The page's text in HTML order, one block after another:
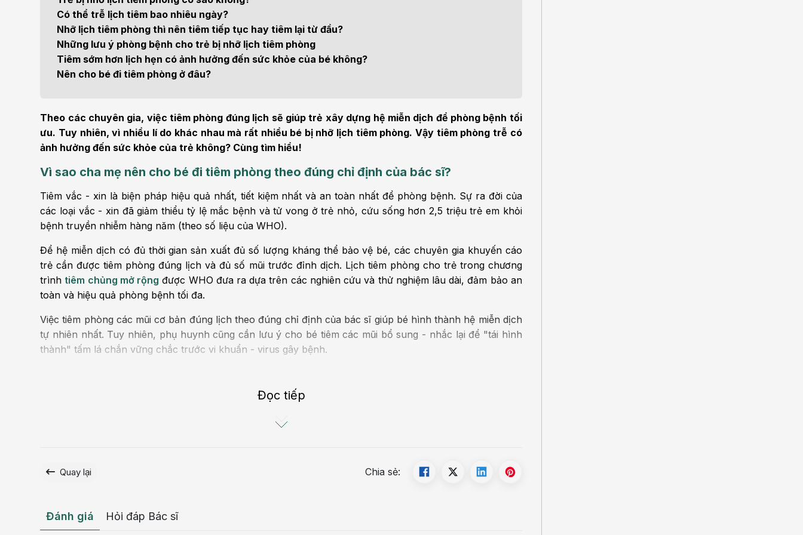
Thẩm mỹ
Tiêu hóa - Gan - Mật
Nội Tiết
Cấp cứu - Hồi sức tích
cực
Ung bướu
Thận - Tiết niệu
Chấn thương chỉnh hình Nam học
Có thể trễ lịch tiêm bao nhiêu ngày?
Nhỡ lịch tiêm phòng thì nên tiêm tiếp tục hay tiêm lại từ đầu?
Những lưu ý phòng bệnh cho trẻ bị nhỡ lịch tiêm phòng
Tiêm sớm hơn lịch hẹn có ảnh hưởng đến sức khỏe của bé không?
Nên cho bé đi tiêm phòng ở đâu?
Theo các chuyên gia, việc tiêm phòng đúng lịch sẽ giúp trẻ xây dựng hệ miễn dịch để phòng bệnh tối
ưu. Tuy nhiên, vì nhiều lí do khác nhau mà rất nhiều bé bị nhỡ lịch tiêm phòng. Vậy tiêm phòng trễ có
ảnh hưởng đến sức khỏe của trẻ không? Cùng tìm hiểu!
Vì sao cha mẹ nên cho bé đi tiêm phòng theo đúng chỉ định của bác sĩ?
Tiêm vắc - xin là biện pháp hiệu quả nhất, tiết kiệm nhất và an toàn nhất để phòng bệnh. Sự ra đời của
các loại vắc - xin đã giảm thiểu tỷ lệ mắc bệnh và tử vong ở trẻ nhỏ, cứu sống hơn 2,5 triệu trẻ em khỏi
bệnh truyền nhiễm hàng năm (theo số liệu của WHO).
Để hệ miễn dịch có đủ thời gian sản xuất đủ số lượng kháng thể bảo vệ bé, các chuyên gia khuyến cáo
trẻ cần được tiêm phòng đúng lịch và đủ số mũi trước đỉnh dịch. Lịch tiêm phòng cho trẻ trong chương
trình tiêm chủng mở rộng được WHO đưa ra dựa trên các nghiên cứu và thử nghiệm lâu dài, đảm bảo an
toàn và hiệu quả phòng bệnh tối đa.
Việc tiêm phòng các mũi cơ bản đúng lịch theo đúng chỉ định của bác sĩ giúp bé hình thành hệ miễn dịch
tự nhiên nhất. Tuy nhiên, phụ huynh cũng cần lưu ý cho bé tiêm các mũi bổ sung - nhắc lại để "tái hình
thành" tấm lá chắn vững chắc trước vi khuẩn - virus gây bệnh.
Đọc tiếp
Quay lại Chia sẻ:
Đánh giá Hỏi đáp Bác sĩ